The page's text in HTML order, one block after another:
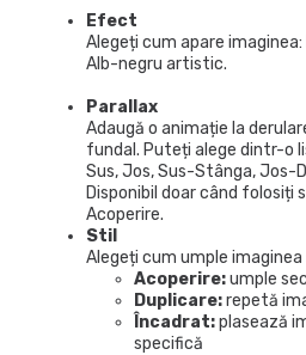
Efect
Alegeți cum apare
Alb-negru artistic.
Parallax
Adaugă o animație la
fundal. Puteți alege dintr-o
Sus, Jos, Sus-Stânga, Jos-
Disponibil doar când folosiți
Acoperire.
Stil
Alegeți cum umple imaginea
Acoperire:umple
Duplicare:repetă
Încadrat:plasează
specifică